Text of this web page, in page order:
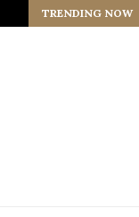
TRENDING NOW